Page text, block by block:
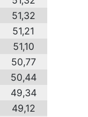
51,32
51,21
51,10
50,77
50,44
49,34
49,12